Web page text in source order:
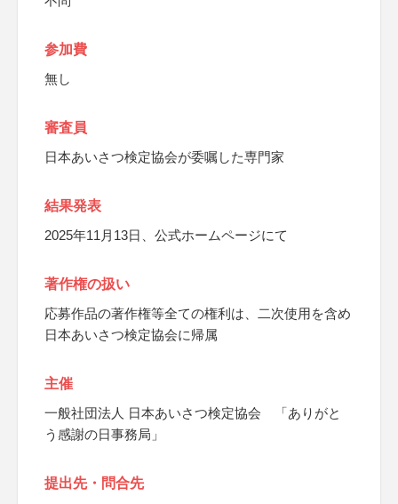
参加費
無し
審査員
日本あいさつ検定協会が委嘱した専門家
結果発表
2025年11月13日、公式ホームページにて
著作権の扱い
応募作品の著作権等全ての権利は、二次使用を含め
日本あいさつ検定協会に帰属
主催
一般社団法人 日本あいさつ検定協会 「ありがと
う感謝の日事務局」
提出先・問合先